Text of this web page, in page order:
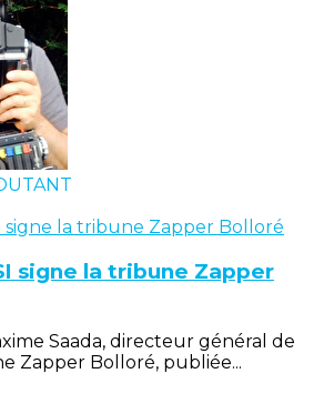
signe la tribune Zapper
Saada, directeur général de
Zapper Bolloré, publiée...